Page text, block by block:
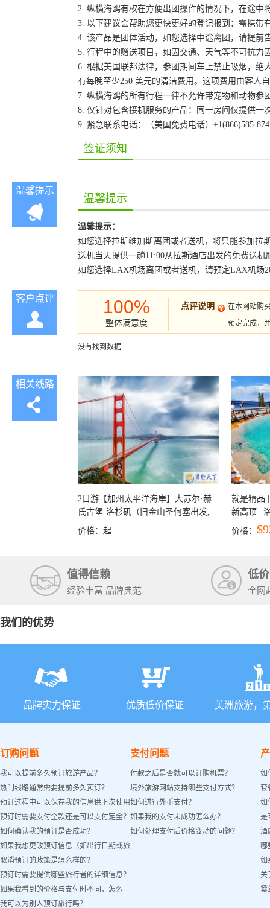
2. 纵横海鸥有权在方便出团操作的情况下，在途
3. 以下建议会帮助您更快更好的登记报到：需携
4. 该产品是团体活动，如您选择中途离团，请提
5. 行程中的赠送项目，如因交通、天气等不可抗
6. 根据美国联邦法律，参团期间车上禁止吸烟，
有每晚至少250 美元的清洁费用。这项费用由客人
7. 纵横海鸥的所有行程一律不允许带宠物和动物参
8. 仅针对包含接机服务的产品：同一房间仅提供
9. 紧急联系电话：（美国免费电话）+1(866)585-
签证须知
温馨提示
温馨提示
温馨提示：
如您选择拉斯维加斯离团或者送机，将只能参加
送机当天提供一趟11:00从拉斯酒店出发的免费送
如您选择LAX机场离团或者送机，请预定LAX机场
客户点评 100%
整体满意度
点评说明
在本网站购
预定完成，
没有找到数据.
相关线路
2日游【加州太平洋海岸】大苏尔·赫
氏古堡·洛杉矶（旧金山圣何塞出发,
洛杉矶结束）
价格： 起
就是精品
新高顶 |
彩穴+马
价格：
值得信赖
经验丰富 品牌典范
低
全网
我们的优势
品牌实力保证 优质低价保证 美洲旅游，
订购问题
我可以提前多久预订旅游产品？
热门线路通常需要提前多久预订？
预订过程中可以保存我的信息供下次使用
吗？
预订时需要支付全款还是可以支付定金？
如何确认我的预订是否成功？
如果我想更改预订信息（如出行日期或旅
客姓名）怎么办？
取消预订的政策是怎么样的？
预订时需要提供哪些旅行者的详细信息？
如果我看到的价格与支付时不同，怎么
办？
我可以为别人预订旅行吗？
支付问题
付款之后是否就可以订购机票？
境外旅游网站支持哪些支付方式？
如何进行外币支付？
如果我的支付未成功怎么办？
如何处理支付后价格变动的问题？
如
套
如
是
酒
哪
如
关
紧